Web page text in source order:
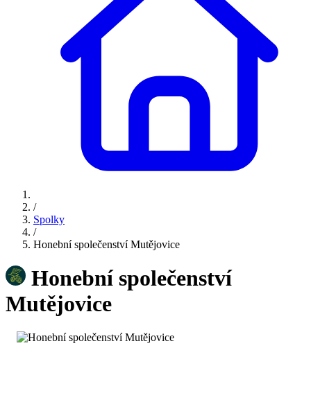
/
Spolky
/
Honební společenství Mutějovice
Honební společenství
Mutějovice